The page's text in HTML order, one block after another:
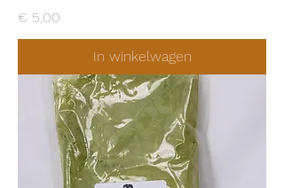
Prijs
€ 5,00
In winkelwagen